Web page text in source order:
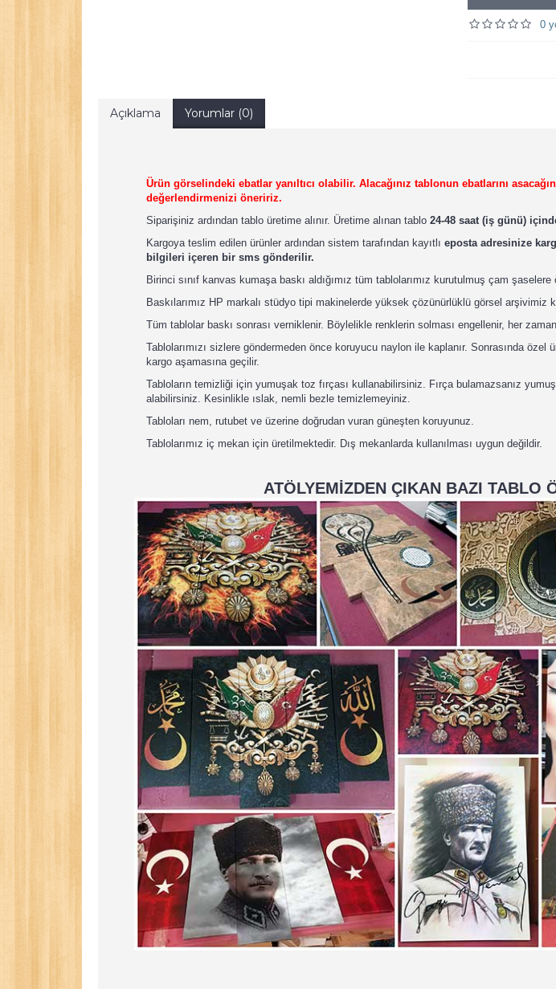
0
Açıklama Yorumlar (0)
Ürün görselindeki ebatlar yanıltıcı olabilir. Alacağınız tablonun ebatlarını
değerlendirmenizi öneririz.
Siparişiniz ardından tablo üretime alınır. Üretime alınan tablo 24-48 saat (iş günü)
Kargoya teslim edilen ürünler ardından sistem tarafından kayıtlı eposta adresinize
bilgileri içeren bir sms gönderilir.
Birinci sınıf kanvas kumaşa baskı aldığımız tüm tablolarımız kurutulmuş çam
Baskılarımız HP markalı stüdyo tipi makinelerde yüksek çözünürlüklü görsel arşivimiz
Tüm tablolar baskı sonrası verniklenir. Böylelikle renklerin solması engellenir, her
Tablolarımızı sizlere göndermeden önce koruyucu naylon ile kaplanır. Sonrasında
kargo aşamasına geçilir.
Tabloların temizliği için yumuşak toz fırçası kullanabilirsiniz. Fırça bulamazsanız
alabilirsiniz. Kesinlikle ıslak, nemli bezle temizlemeyiniz.
Tabloları nem, rutubet ve üzerine doğrudan vuran güneşten koruyunuz.
Tablolarımız iç mekan için üretilmektedir. Dış mekanlarda kullanılması uygun değildir.
ATÖLYEMİZDEN ÇIKAN BAZI TABLO